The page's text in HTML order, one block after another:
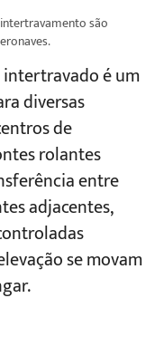
são
é um
diversas
de
rolantes
entre
adjacentes,
se movam